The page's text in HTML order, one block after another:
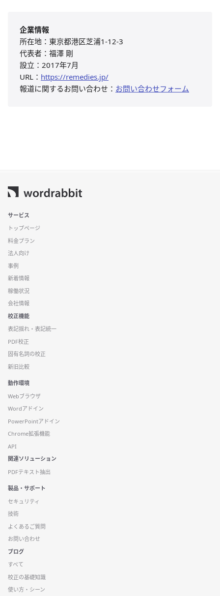
企業情報
所在地：東京都港区芝浦1-12-3
代表者：福澤 剛
設立：2017年7月
URL： https://remedies.jp/
報道に関するお問い合わせ： お問い合わせフォーム
サービス
トップページ
料金プラン
法人向け
事例
新着情報
稼働状況
会社情報
校正機能
表記揺れ・表記統一
PDF校正
固有名詞の校正
新旧比較
動作環境
Webブラウザ
Wordアドイン
PowerPointアドイン
Chrome拡張機能
API
関連ソリューション
PDFテキスト抽出
製品・サポート
セキュリティ
技術
よくあるご質問
お問い合わせ
ブログ
すべて
校正の基礎知識
使い方・シーン